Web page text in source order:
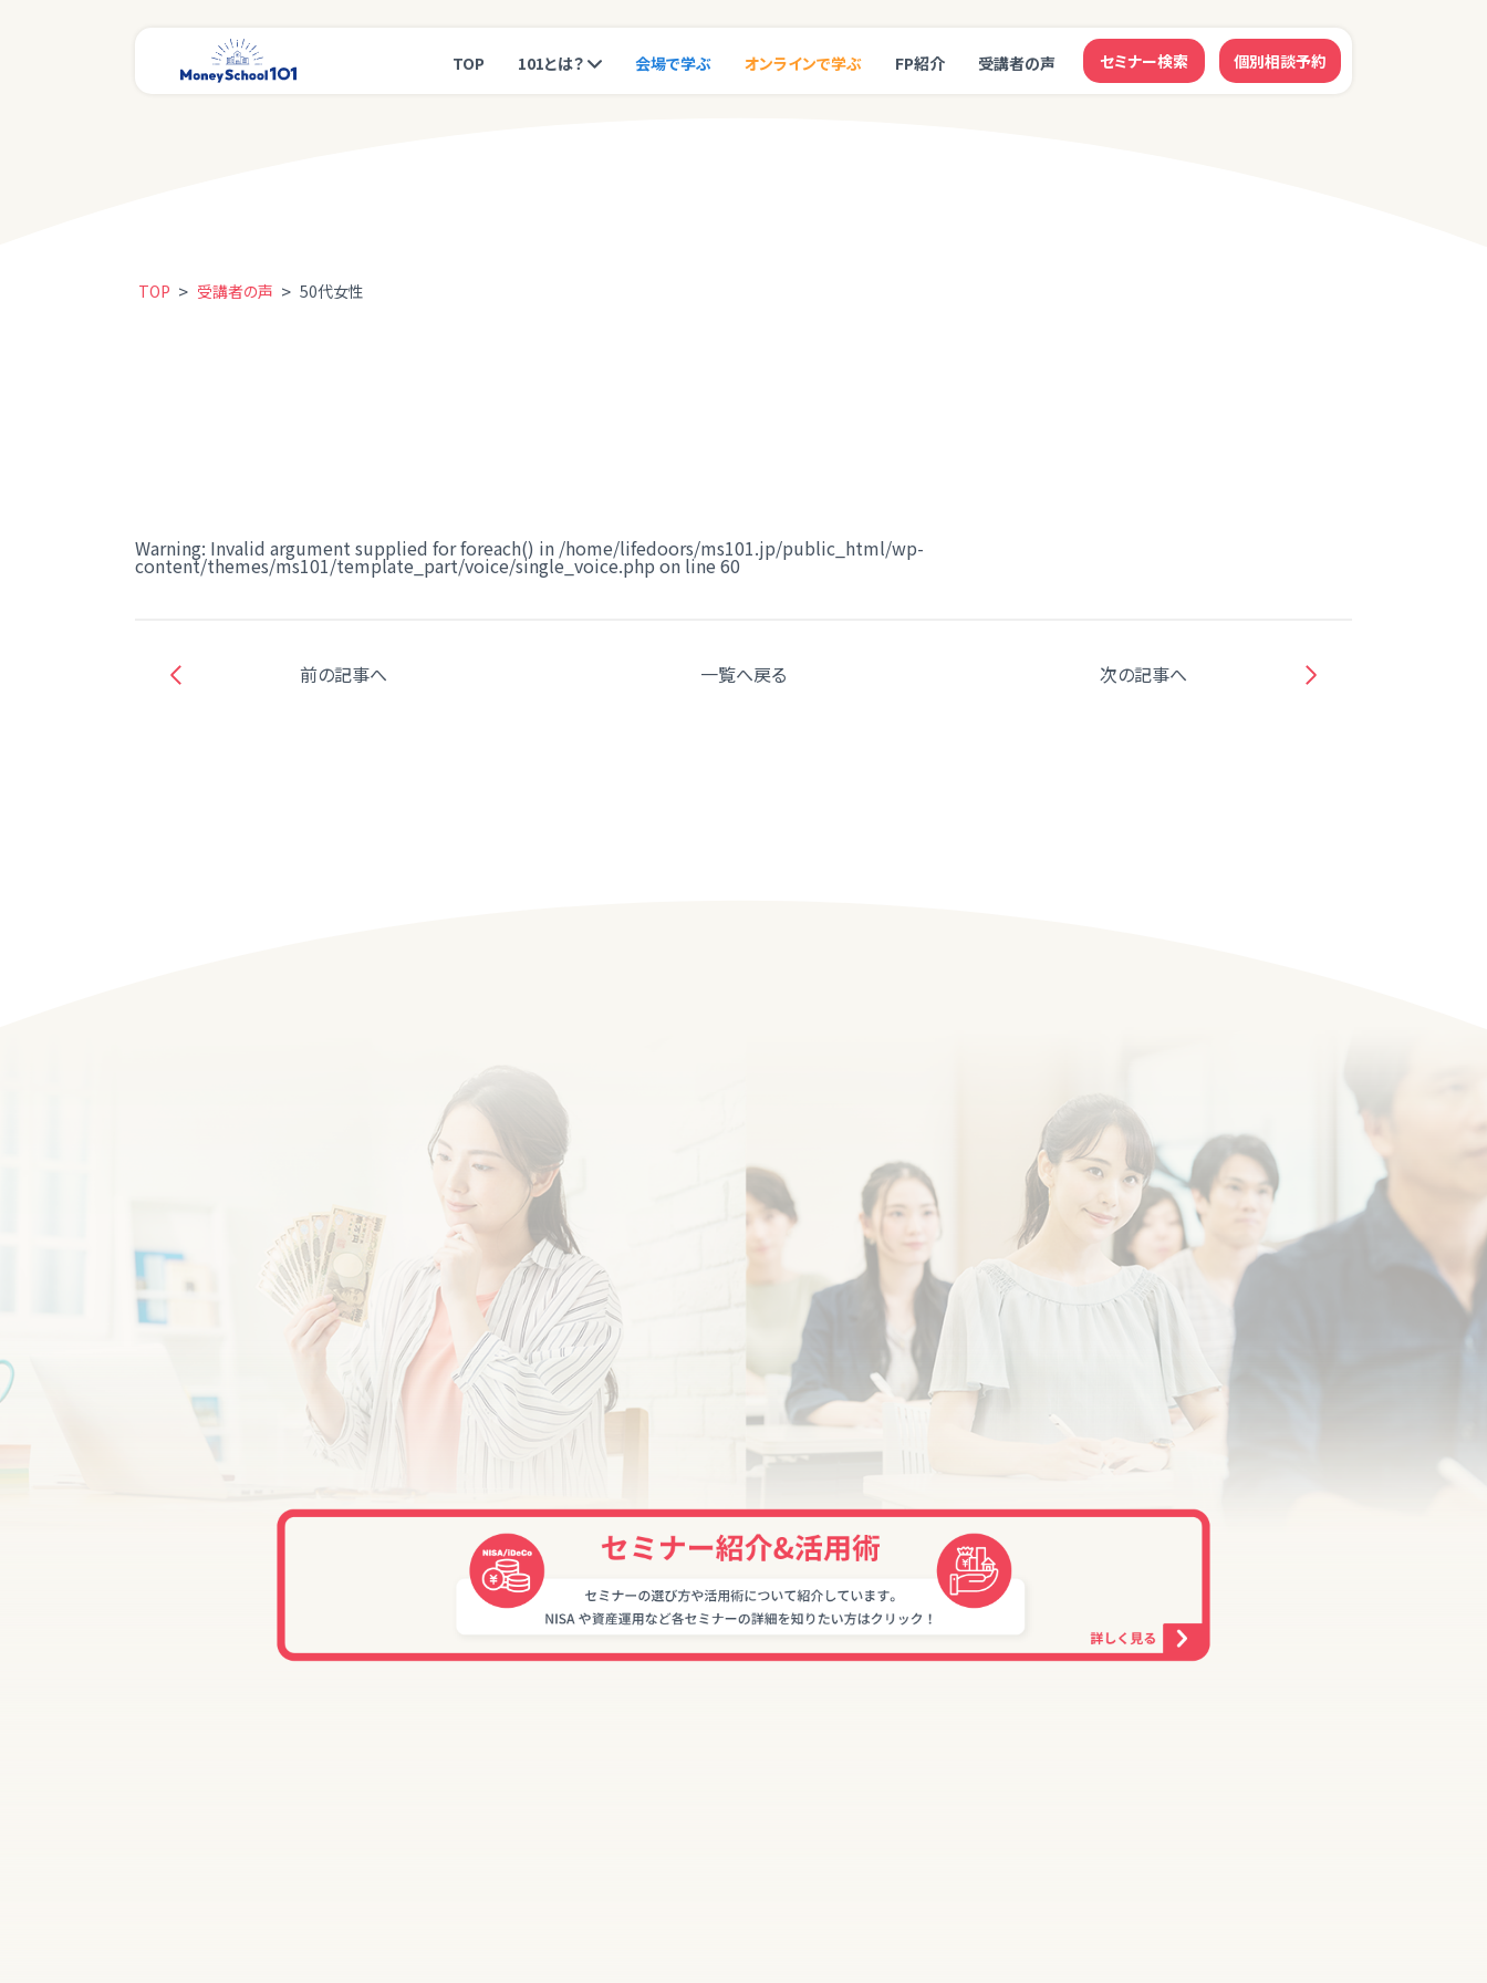
TOP 101とは？ 会場で学ぶ オンラインで学ぶ FP紹介 受講者の声 セミナー検索 個別相談予約
TOP > 受講者の声 > 50代女性
Warning: Invalid argument supplied for foreach() in /home/lifedoors/ms101.jp/public_html/wp-
content/themes/ms101/template_part/voice/single_voice.php on line 60
前の記事へ 一覧へ戻る 次の記事へ